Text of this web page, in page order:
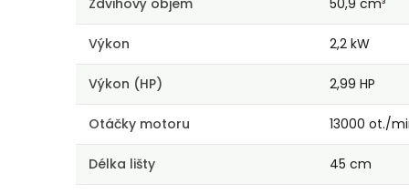
Zdvihový objem 50,9 cm³
Výkon 2,2 kW
Výkon (HP) 2,99 HP
Otáčky motoru 13000 ot./
Délka lišty 45 cm